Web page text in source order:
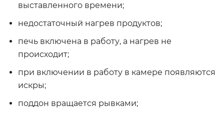
выставленного времени;
недостаточный нагрев продуктов;
печь включена в работу, а нагрев не
происходит;
при включении в работу в камере появляются
искры;
поддон вращается рывками;